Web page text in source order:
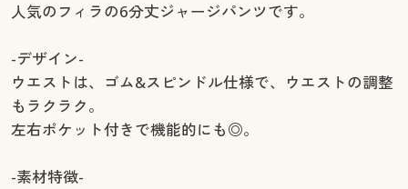
人気のフィラの6分丈ジャージパンツです。
-デザイン-
ウエストは、ゴム&スピンドル仕様で、ウエストの調整
もラクラク。
左右ポケット付きで機能的にも◎。
-素材特徴-